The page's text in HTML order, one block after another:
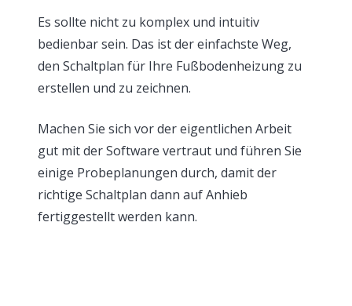
Es sollte nicht zu komplex und intuitiv
bedienbar sein. Das ist der einfachste Weg,
den Schaltplan für Ihre Fußbodenheizung zu
erstellen und zu zeichnen.
Machen Sie sich vor der eigentlichen Arbeit
gut mit der Software vertraut und führen Sie
einige Probeplanungen durch, damit der
richtige Schaltplan dann auf Anhieb
fertiggestellt werden kann.